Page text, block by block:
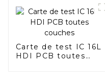
Carte de test IC 16L
HDI PCB toutes